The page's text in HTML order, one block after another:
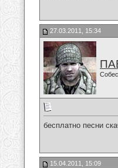
27.03.2011, 15:34
бесплатно песни
15.04.2011, 15:09